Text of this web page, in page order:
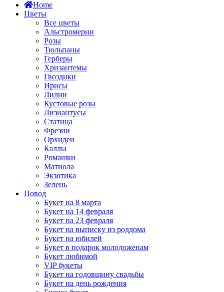
Home
Цветы
Все цветы
Альстромерии
Розы
Тюльпаны
Герберы
Хризантемы
Гвоздики
Ирисы
Лилии
Кустовые розы
Лизиантусы
Статица
Фрезии
Орхидеи
Каллы
Ромашки
Матиола
Экзотика
Зелень
Повод
Букет на 8 марта
Букет на 14 февраля
Букет на 23 февраля
Букет на выписку из роддома
Букет на юбилей
Букет в подарок молодоженам
Букет любимой
VIP букеты
Букет на годовщину свадьбы
Букет на день рождения